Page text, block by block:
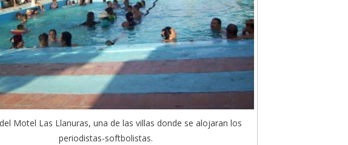
Motel Las Llanuras, una de las villas donde se alojaran los
periodistas-softbolistas.